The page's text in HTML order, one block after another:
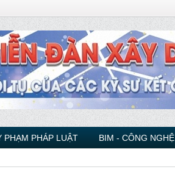
PHẠM PHÁP LUẬT BIM - CÔNG NGHỆ